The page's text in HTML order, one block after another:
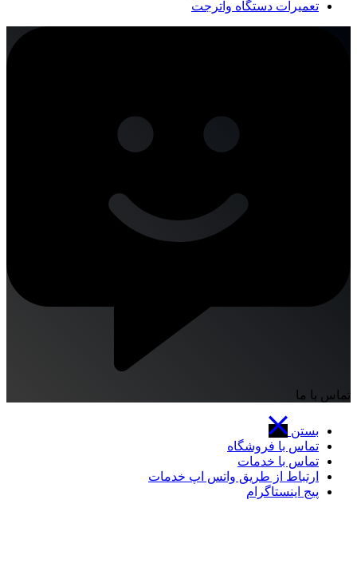
تعمیرات دستگاه واترجت
تماس با ما
بستن
تماس با فروشگاه
تماس با خدمات
ارتباط از طریق واتس اپ خدمات
پیج اینستاگرام